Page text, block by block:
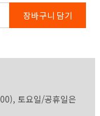
토요일/공휴일은